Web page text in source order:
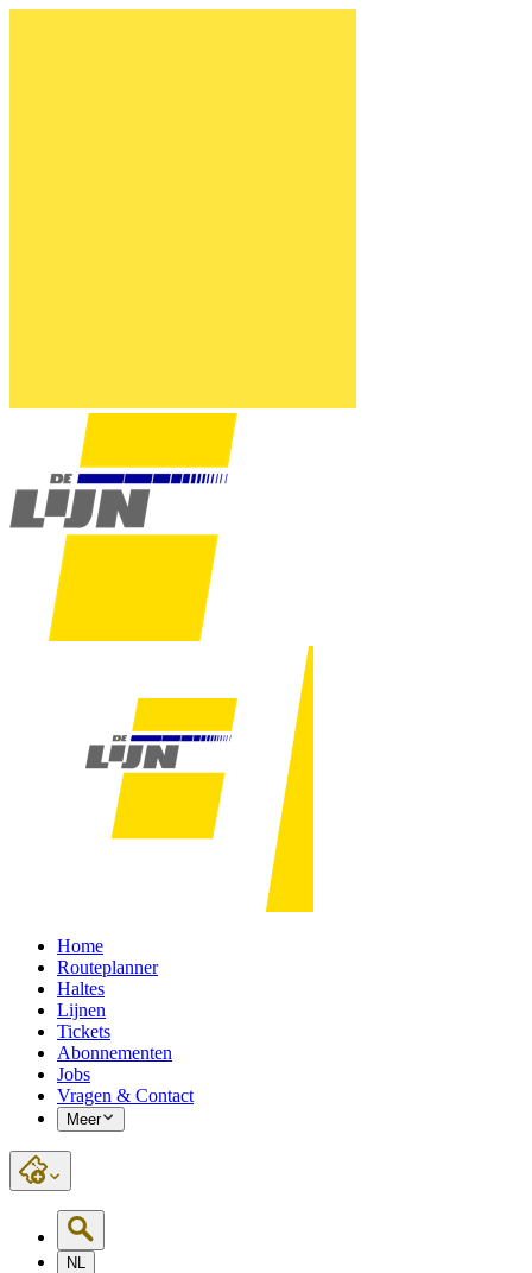
Home
Routeplanner
Haltes
Lijnen
Tickets
Abonnementen
Jobs
Vragen & Contact
Meer
NL